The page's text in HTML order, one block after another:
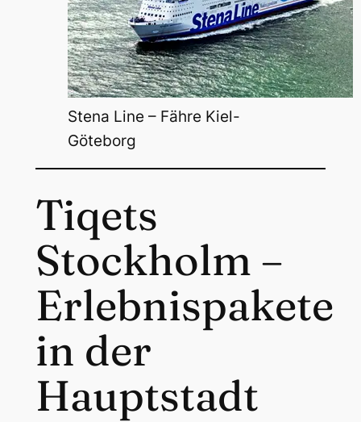
Stena Line – Fähre Kiel-
Göteborg
Tiqets
Stockholm –
Erlebnispakete
in der
Hauptstadt